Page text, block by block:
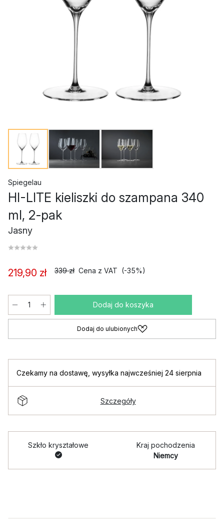
Spiegelau
HI-LITE kieliszki do szampana 340
ml, 2‑pak
Jasny
219,90 zł 339 zł Cena z VAT (-35%)
Dodaj do koszyka
Dodaj do ulubionych
Czekamy na dostawę wysyłka najwcześniej 24 sierpnia
Szczegóły
Szkło kryształowe
Kraj pochodzenia
Niemcy